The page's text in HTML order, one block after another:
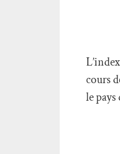
cours
le